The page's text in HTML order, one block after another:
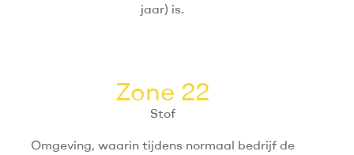
jaar) is.
Zone 22
Stof
Omgeving, waarin tijdens normaal bedrijf de